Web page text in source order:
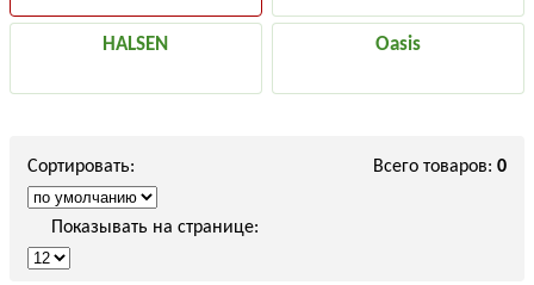
HALSEN Oasis
Всего товаров: 0
Сортировать:
Показывать на странице: